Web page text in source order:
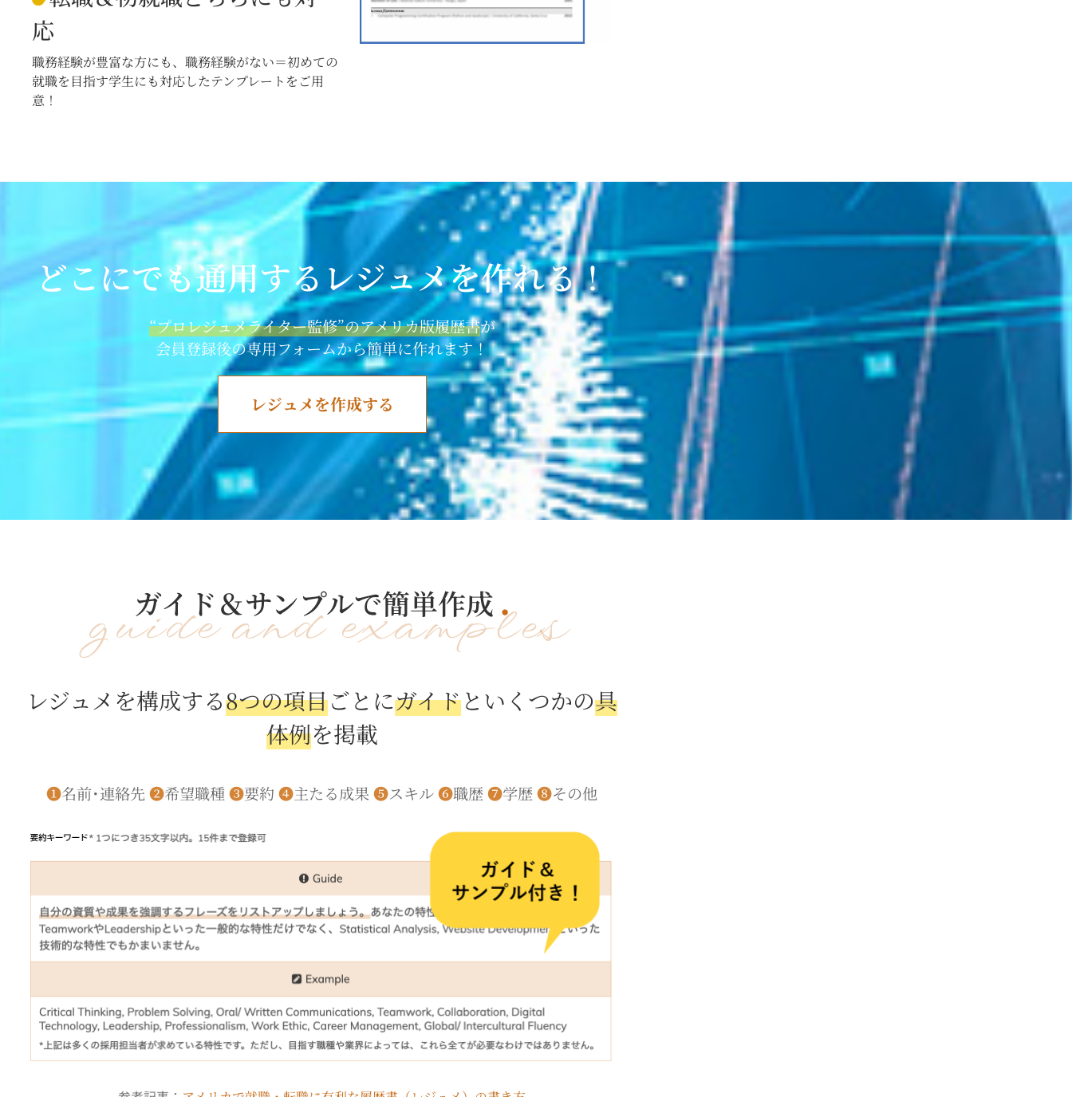
応
職務経験が豊富な方にも、職務経験がない＝初めての
就職を目指す学生にも対応したテンプレートをご用
意！
どこにでも通用するレジュメを作れる！
“プロレジュメライター監修”のアメリカ版履歴書が
会員登録後の専用フォームから簡単に作れます！
レジュメを作成する
ガイド＆サンプルで簡単作成
guide and examples
レジュメを構成する8つの項目ごとにガイドと いくつかの具
体例を掲載
❶名前･連絡先 ❷希望職種❸要約 ❹主たる成果 ❺スキル❻職歴 ❼学歴 ❽その他